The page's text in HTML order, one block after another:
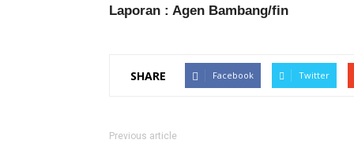
Laporan : Agen Bambang/fin
SHARE Facebook Twitter
Previous article